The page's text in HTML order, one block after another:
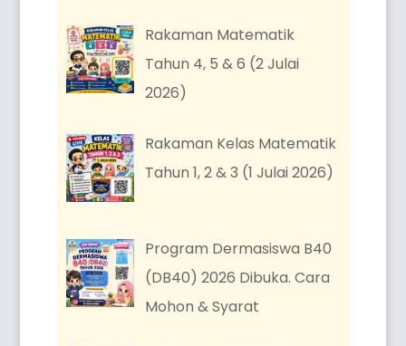
Rakaman Matematik
Tahun 4, 5 & 6 (2 Julai
2026)
Rakaman Kelas Matematik
Tahun 1, 2 & 3 (1 Julai 2026)
Program Dermasiswa B40
(DB40) 2026 Dibuka. Cara
Mohon & Syarat